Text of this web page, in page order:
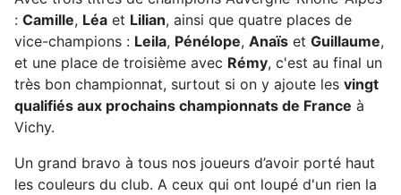
: Camille, Léa et Lilian, ainsi que quatre places de
vice-champions : Leila, Pénélope, Anaïs et Guillaume,
et une place de troisième avec Rémy, c'est au final un
très bon championnat, surtout si on y ajoute les vingt
qualifiés aux prochains championnats de France à
Vichy.
Un grand bravo à tous nos joueurs d’avoir porté haut
les couleurs du club. A ceux qui ont loupé d'un rien la